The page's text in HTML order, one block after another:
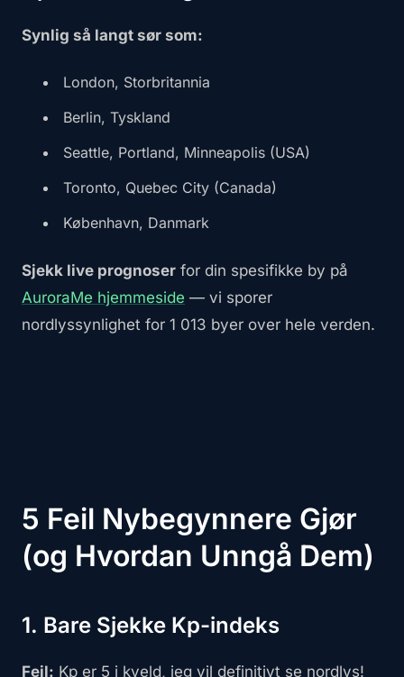
Synlig så langt sør som:
London, Storbritannia
Berlin, Tyskland
Seattle, Portland, Minneapolis (USA)
Toronto, Quebec City (Canada)
København, Danmark
Sjekk live prognoser for din spesifikke by på
AuroraMe hjemmeside — vi sporer
nordlyssynlighet for 1 013 byer over hele verden.
5 Feil Nybegynnere Gjør
(og Hvordan Unngå Dem)
1. Bare Sjekke Kp-indeks
Feil: Kp er 5 i kveld, jeg vil definitivt se nordlys!